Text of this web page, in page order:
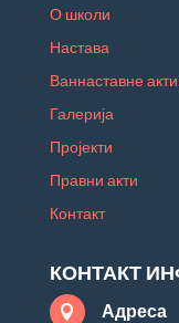
О школи
Настава
Ваннаставне
Галерија
Пројекти
Правни акти
Контакт
КОНТАКТ
 Адреса